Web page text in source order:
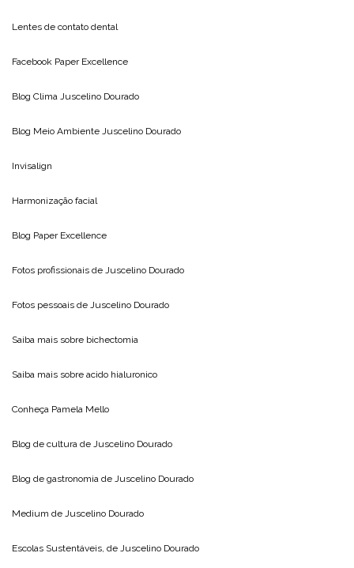
Lentes de contato dental
Facebook Paper Excellence
Blog Clima Juscelino Dourado
Blog Meio Ambiente Juscelino Dourado
Invisalign
Harmonização facial
Blog Paper Excellence
Fotos profissionais de Juscelino Dourado
Fotos pessoais de Juscelino Dourado
Saiba mais sobre bichectomia
Saiba mais sobre acido hialuronico
Conheça Pamela Mello
Blog de cultura de Juscelino Dourado
Blog de gastronomia de Juscelino Dourado
Medium de Juscelino Dourado
Escolas Sustentáveis, de Juscelino Dourado